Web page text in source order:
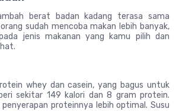
berat badan kadang terasa sama
sudah mencoba makan lebih banyak,
jenis makanan yang kamu pilih dan
whey dan casein, yang bagus untuk
sekitar 149 kalori dan 8 gram protein.
proteinnya lebih optimal. Susu